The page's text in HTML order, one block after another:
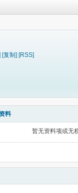
[复制] [RSS]
料
暂无资料项或无